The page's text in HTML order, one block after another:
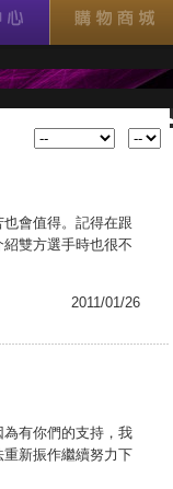
會值得。記得在跟
雙方選手時也很不
2011/01/26
有你們的支持，我
新振作繼續努力下